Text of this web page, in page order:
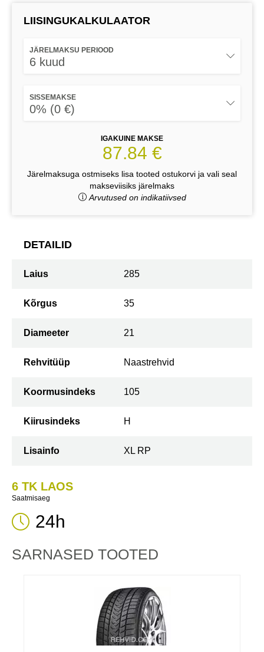
LIISINGUKALKULAATOR
JÄRELMAKSU PERIOOD
6 kuud
SISSEMAKSE
0% (0 €)
IGAKUINE MAKSE
87.84 €
Järelmaksuga ostmiseks lisa tooted ostukorvi ja vali seal
makseviisiks järelmaks
Arvutused on indikatiivsed
DETAILID
Laius 285
Kõrgus 35
Diameeter 21
Rehvitüüp Naastrehvid
Koormusindeks 105
Kiirusindeks H
Lisainfo XL RP
6 TK LAOS
Saatmisaeg
24h
SARNASED TOOTED